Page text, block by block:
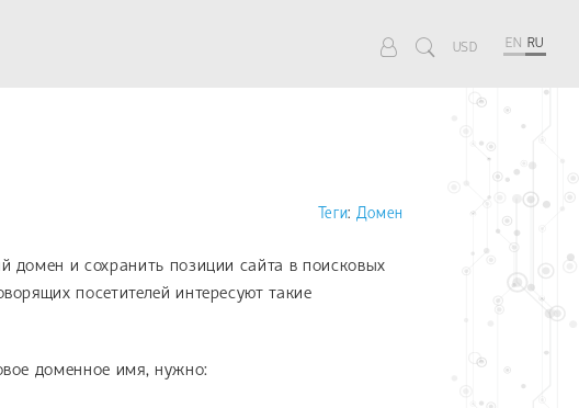
USD EN RU
Теги: Домен
домен и сохранить позиции сайта в поисковых
посетителей интересуют такие
доменное имя, нужно: